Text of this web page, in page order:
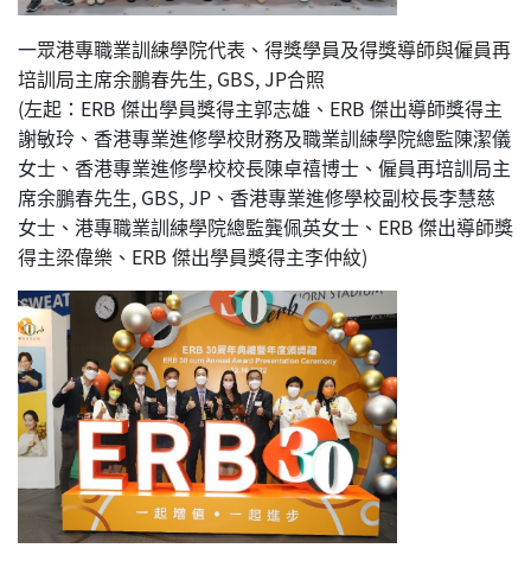
一眾港專職業訓練學院代表、得獎學員及得獎導師與僱員再
培訓局主席余鵬春先生, GBS, JP合照
(左起：ERB 傑出學員獎得主郭志雄、ERB 傑出導師獎得主
謝敏玲、香港專業進修學校財務及職業訓練學院總監陳潔儀
女士、香港專業進修學校校長陳卓禧博士、僱員再培訓局主
席余鵬春先生, GBS, JP、香港專業進修學校副校長李慧慈
女士、港專職業訓練學院總監龔佩英女士、ERB 傑出導師獎
得主梁偉樂、ERB 傑出學員獎得主李仲紋)